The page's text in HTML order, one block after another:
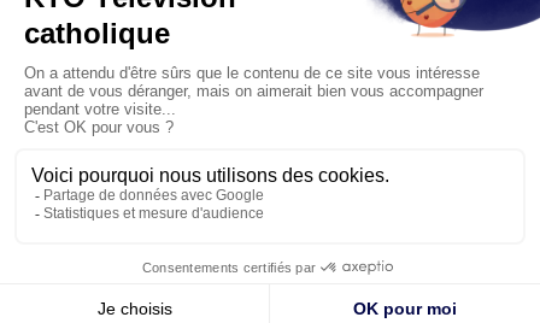
La visite pastorale du pape Léon
XIV à Assise à suivre sur KTO le
jeudi 6 août
Le pape en Uruguay, Argentine et
Pérou du 6 au 17 novembre 2026
© KTO 2026 — Mentions légales